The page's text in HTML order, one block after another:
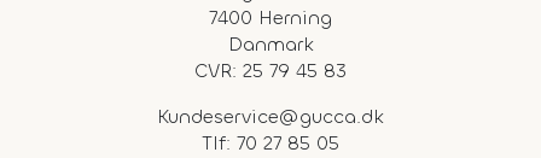
7400 Herning
Danmark
CVR: 25 79 45 83
Kundeservice@gucca.dk
Tlf: 70 27 85 05